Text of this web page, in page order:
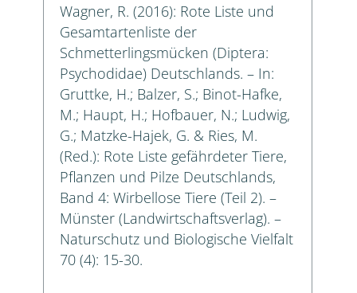
Wagner, R. (2016): Rote Liste und
Gesamtartenliste der
Schmetterlingsmücken (Diptera:
Psychodidae) Deutschlands. – In:
Gruttke, H.; Balzer, S.; Binot-Hafke,
M.; Haupt, H.; Hofbauer, N.; Ludwig,
G.; Matzke-Hajek, G. & Ries, M.
(Red.): Rote Liste gefährdeter Tiere,
Pflanzen und Pilze Deutschlands,
Band 4: Wirbellose Tiere (Teil 2). –
Münster (Landwirtschaftsverlag). –
Naturschutz und Biologische Vielfalt
70 (4): 15-30.